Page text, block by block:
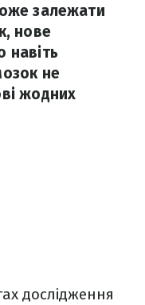
залежати
нове
навіть
не
жодних
дослідження